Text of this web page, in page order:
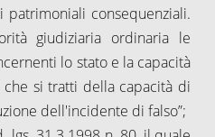
consequenziali.
giudiziaria ordinaria le
lo stato e la capacità
si tratti della capacità di
dell'incidente di falso”;